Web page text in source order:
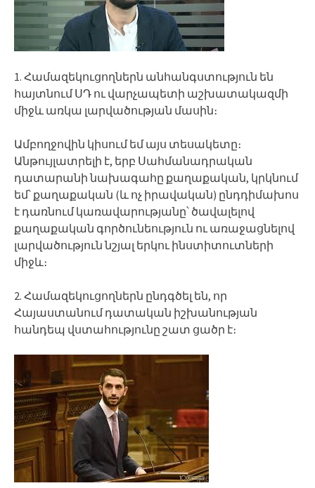
1. Համազեկուցողներն անհանգստություն են
հայտնում ՍԴ ու վարչապետի աշխատակազմի
միջև առկա լարվածության մասին։
Ամբողջովին կիսում եմ այս տեսակետը։
Անթույլատրելի է, երբ Սահմանադրական
դատարանի նախագահը քաղաքական, կրկնում
եմ՝ քաղաքական (և ոչ իրավական) ընդդիմախոս
է դառնում կառավարությանը՝ ծավալելով
քաղաքական գործունեություն ու առաջացնելով
լարվածություն նշյալ երկու ինստիտուտների
միջև։
2. Համազեկուցողներն ընդգծել են, որ
Հայաստանում դատական իշխանության
հանդեպ վստահությունը շատ ցածր է։